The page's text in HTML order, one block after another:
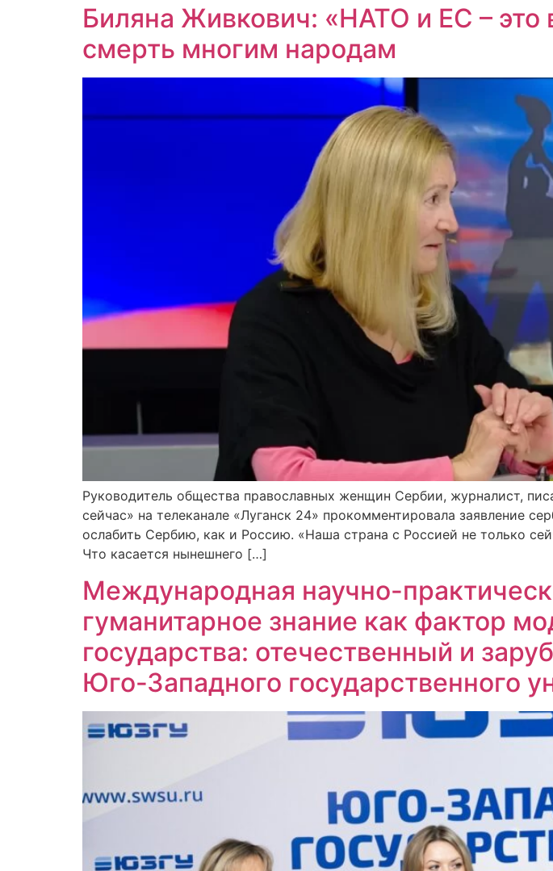
Биляна Живкович: «НАТО и ЕС – это
смерть многим народам
Руководитель общества православных женщин Сербии, журналист,
сейчас» на телеканале «Луганск 24» прокомментировала заявление
ослабить Сербию, как и Россию. «Наша страна с Россией не только
Что касается нынешнего […]
Международная научно-
гуманитарное знание как фактор
государства: отечественный и
Юго-Западного государственного